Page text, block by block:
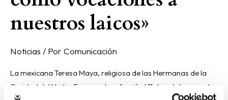
nuestros laicos»
Noticias / Por Comunicación
La mexicana Teresa Maya, religiosa de las Hermanas de la
Caridad del Verbo Encarnado, ofreció el 11 de octubre, en el